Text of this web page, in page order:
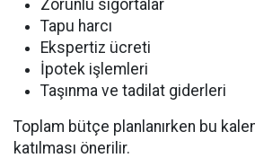
Zorunlu sigortalar
Tapu harcı
Ekspertiz ücreti
İpotek işlemleri
Taşınma ve tadilat giderleri
Toplam bütçe planlanırken bu
katılması önerilir.